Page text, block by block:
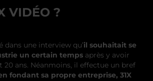
VIDÉO ?
dans une interview qu’il souhaitait se
un certain temps après y avoir
20 ans. Néanmoins, il effectue un bref
fondant sa propre entreprise, 31X